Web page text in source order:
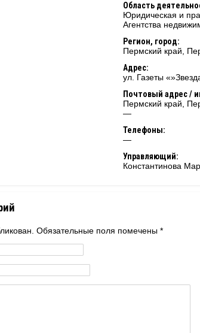
Область
Юридическая и
Агентства
Регион, город:
Пермский край
Адрес:
ул. Газеты
Почтовый адрес /
Пермский край,
—
Телефоны:
—
Управляющий:
Константинова
Обязательные поля помечены *